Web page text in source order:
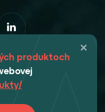
produktoch
Deers